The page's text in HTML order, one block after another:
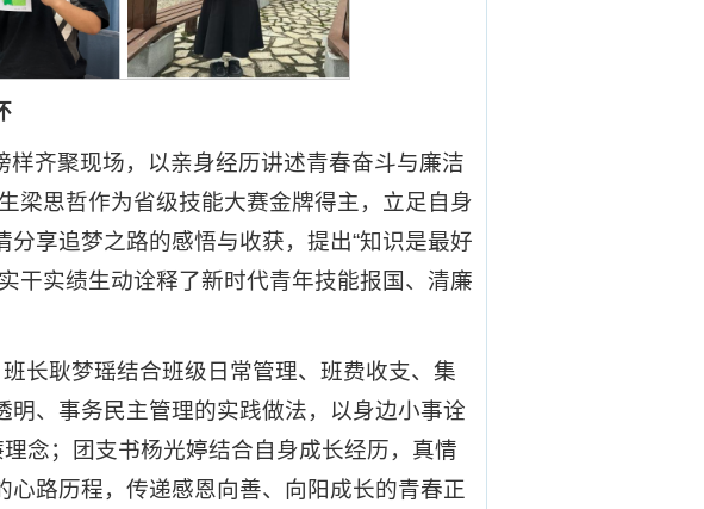
齐聚现场，以亲身经历讲述青春奋斗与廉洁
梁思哲作为省级技能大赛金牌得主，立足自身
享追梦之路的感悟与收获，提出“知识是最好
干实绩生动诠释了新时代青年技能报国、清廉
长耿梦瑶结合班级日常管理、班费收支、集
、事务民主管理的实践做法，以身边小事诠
念；团支书杨光婷结合自身成长经历，真情
路历程，传递感恩向善、向阳成长的青春正